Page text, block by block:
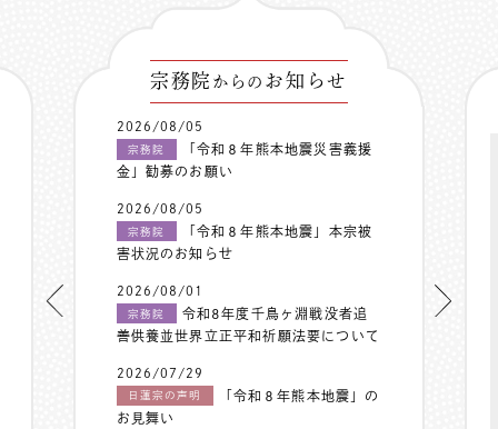
宗務院 からの お知らせ
2026/08/05
宗務院
「令和８年熊本地震災害義援
金」勧募のお願い
2026/08/05
宗務院
「令和８年熊本地震」本宗被
害状況のお知らせ
2026/08/01
宗務院
令和8年度千鳥ヶ淵戦没者追
善供養並世界立正平和祈願法要について
2026/07/29
日蓮宗の声明
「令和８年熊本地震」の
お見舞い